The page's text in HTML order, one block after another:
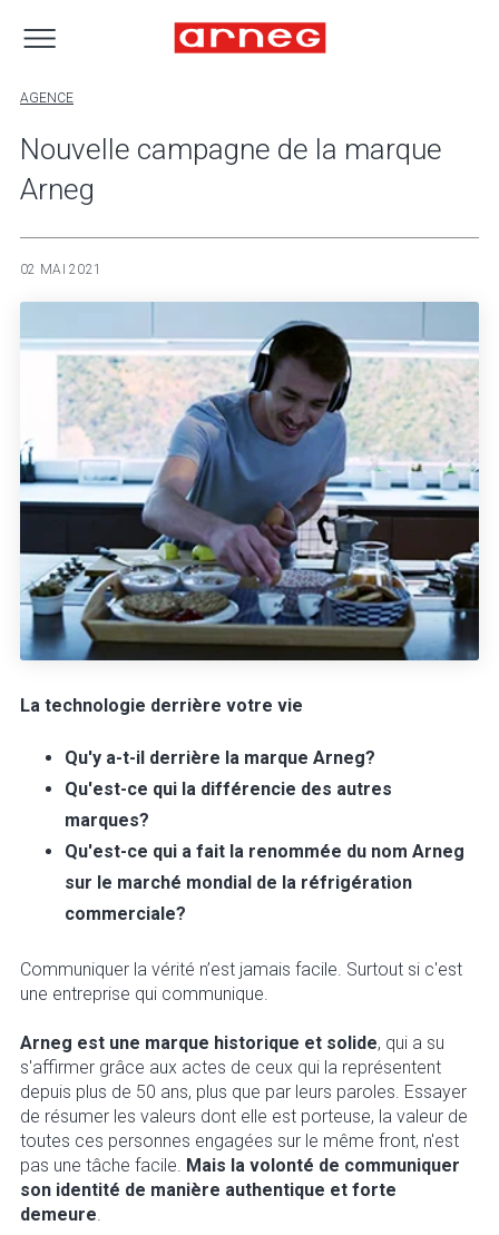
AGENCE
Nouvelle campagne de la marque
Arneg
02 MAI 2021
La technologie derrière votre vie
Qu'y a-t-il derrière la marque Arneg?
Qu'est-ce qui la différencie des autres
marques?
Qu'est-ce qui a fait la renommée du nom Arneg
sur le marché mondial de la réfrigération
commerciale?
Communiquer la vérité n’est jamais facile. Surtout si c'est
une entreprise qui communique.
Arneg est une marque historique et solide, qui a su
s'affirmer grâce aux actes de ceux qui la représentent
depuis plus de 50 ans, plus que par leurs paroles. Essayer
de résumer les valeurs dont elle est porteuse, la valeur de
toutes ces personnes engagées sur le même front, n'est
pas une tâche facile. Mais la volonté de communiquer
son identité de manière authentique et forte
demeure.